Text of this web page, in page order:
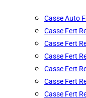
Casse Auto
Casse Fert
Casse Fert
Casse Fert
Casse Fert
Casse Fert
Casse Fert